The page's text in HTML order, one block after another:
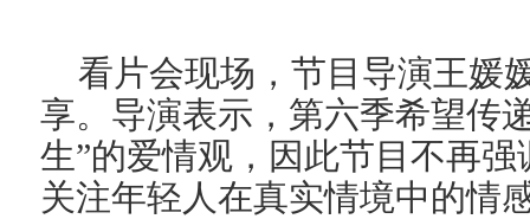
看片会现场，节目导演王媛
享。导演表示，第六季希望传
生”的爱情观，因此节目不再
关注年轻人在真实情境中的情